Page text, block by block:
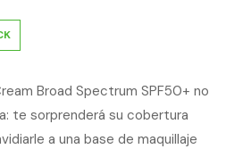
Broad Spectrum SPF50+ no
te sorprenderá su cobertura
a una base de maquillaje